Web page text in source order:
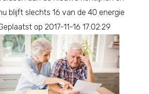
blijft slechts 16 van de 40 energie
op 2017-11-16 17:02:29